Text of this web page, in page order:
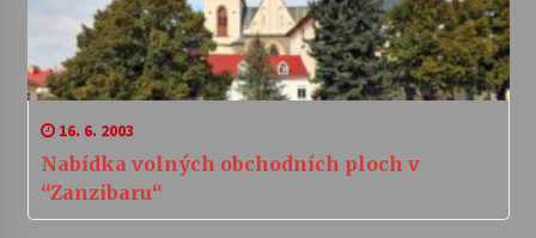
16. 6. 2003
Nabídka volných obchodních ploch v
“Zanzibaru“